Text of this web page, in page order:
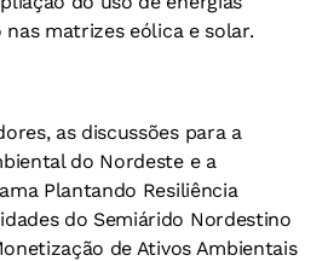
matrizes eólica e solar.
as discussões para a
do Nordeste e a
Plantando Resiliência
do Semiárido Nordestino
de Ativos Ambientais